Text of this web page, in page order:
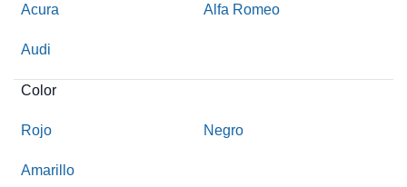
Acura Alfa Romeo
Audi
Color
Rojo Negro
Amarillo